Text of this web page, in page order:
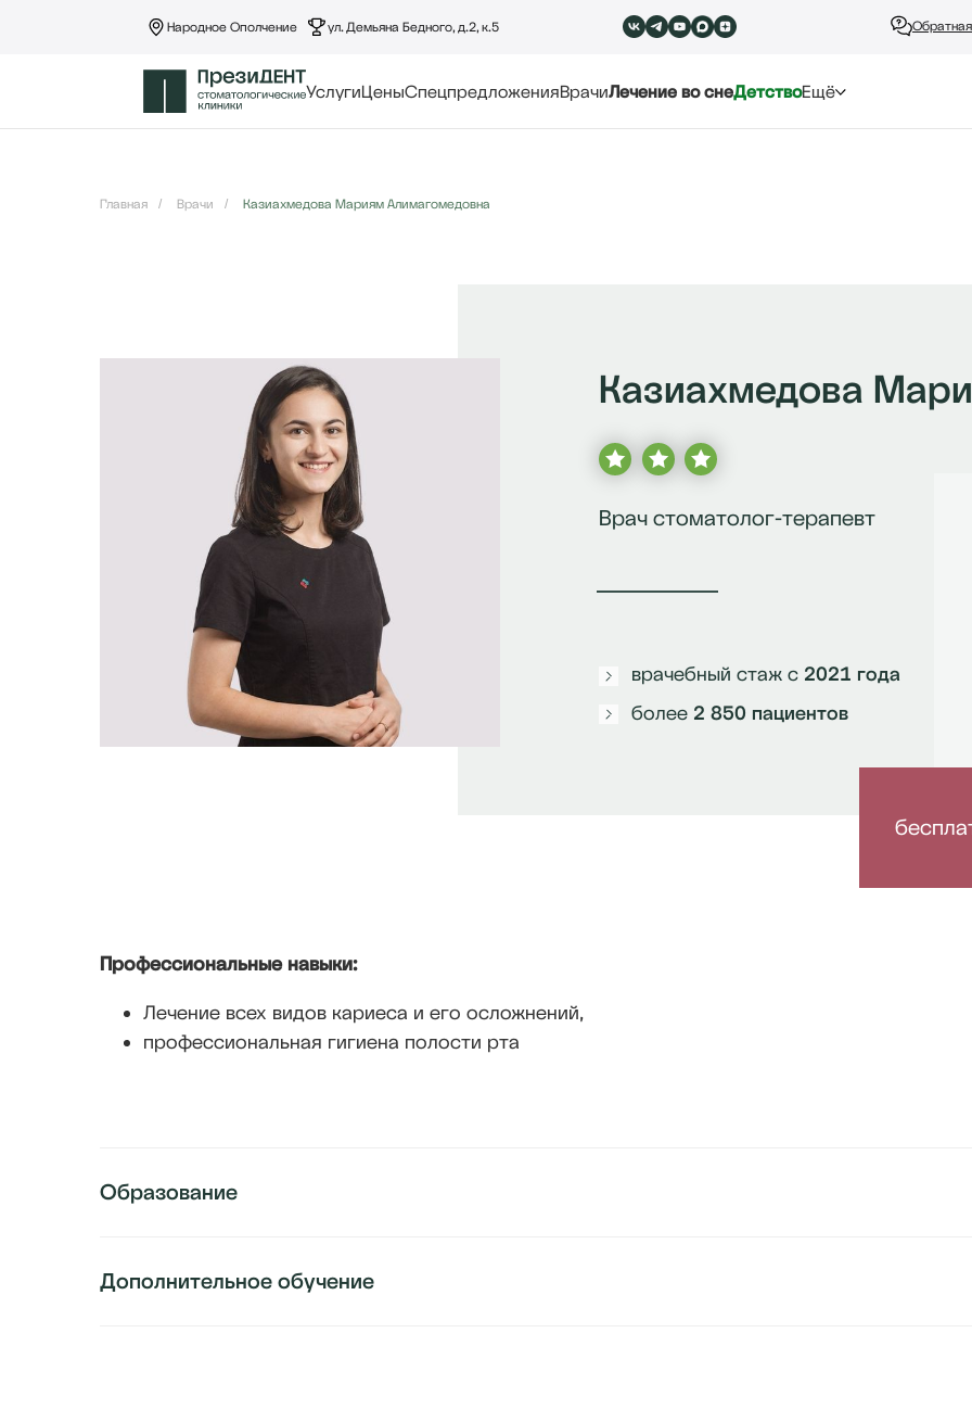
Народное Ополчение ул. Демьяна Бедного, д.2, к.5
УслугиЦеныСпецпредложенияВрачиЛечение во снеДетствоЕщё
Главная / Врачи / Казиахмедова Мариям Алимагомедовна
Казиахмедова
врачебный стаж с 2021 года
более 2 850 пациентов
Врач стоматолог-терапевт
Профессиональные навыки:
Лечение всех видов кариеса и его осложнений,
профессиональная гигиена полости рта
Образование
Дополнительное обучение